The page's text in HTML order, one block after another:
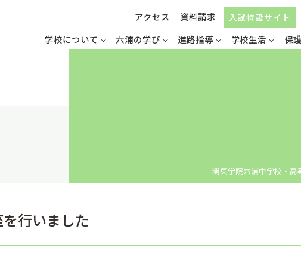
学校について 六浦の学び 進路指導 学校生活 保
アクセス 資料請求 入試特設サイト
関東学院六浦中学校・高
行いました